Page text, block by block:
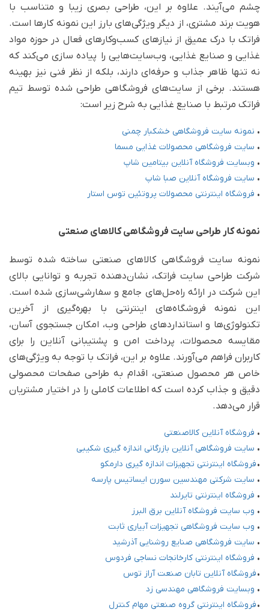
چشم می‌آیند. علاوه بر این، طراحی بصری زیبا و متناسب با
هویت برند مشتری، از دیگر ویژگی‌های بارز این نمونه کارها است.
فراتک با درک عمیق از نیازهای کسب‌وکارهای فعال در حوزه مواد
غذایی و صنایع غذایی، وب‌سایت‌هایی را پیاده سازی می‌کند که
نه تنها ظاهر جذاب و حرفه‌ای دارند، بلکه از نظر فنی نیز بهینه
هستند. برخی از سایت‌های فروشگاهی طراحی شده توسط تیم
فراتک مرتبط با صنایع غذایی به شرح زیر است:
• نمونه سایت فروشگاهی خشکبار چمنی
• سایت فروشگاهی محصولات غذایی مسما
• وبسایت فروشگاه آنلاین بیتامین شاپ
• سایت فروشگاه آنلاین صبا شاپ
• فروشگاه اینترنتی محصولات پروتئین توس استار
نمونه کار طراحی سایت فروشگاهی کالاهای صنعتی
نمونه سایت‌ فروشگاهی کالاهای صنعتی ساخته شده توسط
شرکت طراحی سایت فراتک، نشان‌دهنده تجربه و توانایی بالای
این شرکت در ارائه راه‌حل‌های جامع و سفارشی‌سازی شده است.
این نمونه فروشگاه‌های اینترنتی با بهره‌گیری از آخرین
تکنولوژی‌ها و استانداردهای طراحی وب، امکان جستجوی آسان،
مقایسه محصولات، پرداخت امن و پشتیبانی آنلاین را برای
کاربران فراهم می‌آورند. علاوه بر این، فراتک با توجه به ویژگی‌های
خاص هر محصول صنعتی، اقدام به طراحی صفحات محصولی
دقیق و جذاب کرده است که اطلاعات کاملی را در اختیار مشتریان
قرار می‌دهد.
• فروشگاه آنلاین کالاصنعتی
• سایت فروشگاهی آنلاین بازرگانی اندازه گیری شکیبی
•فروشگاه اینترنتی تجهیزات اندازه گیری دارمکو
• سایت شرکتی مهندسین سورن ایساتیس پارسه
• فروشگاه اینترنتی تایرلند
• وب سایت فروشگاه آنلاین برق البرز
• وب سایت فروشگاهی تجهیزات آبیاری ثابت
• سایت فروشگاهی صنایع روشنایی آذرشید
• فروشگاه اینترنتی کارخانجات نساجی فردوس
•فروشگاه آنلاین تابان صنعت آراز توس
• وبسایت فروشگاهی مهندسی زد
•فروشگاه اینترنتی گروه صنعتی مهام کنترل